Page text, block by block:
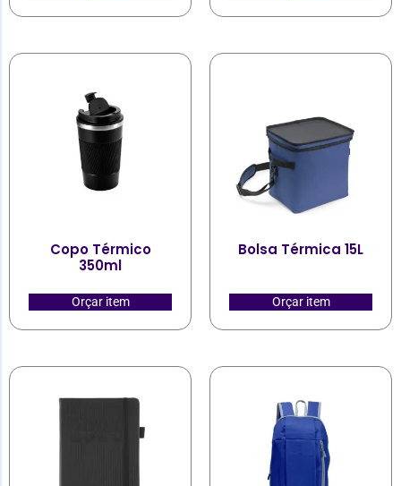
Copo Térmico
350ml
Orçar item
Bolsa Térmica 15L
Orçar item